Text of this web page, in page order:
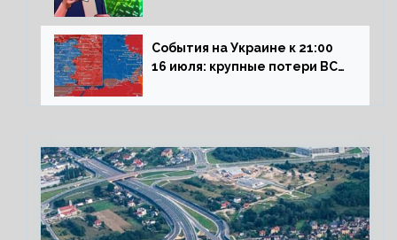
на рынок РФ
События на Украине к 21:00
16 июля: крупные потери ВСУ
обстреливает Донбасс из